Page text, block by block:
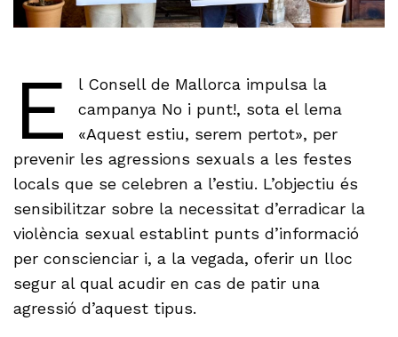
E
l Consell de Mallorca impulsa la
campanya No i punt!, sota el lema
«Aquest estiu, serem pertot», per
prevenir les agressions sexuals a les festes
locals que se celebren a l’estiu. L’objectiu és
sensibilitzar sobre la necessitat d’erradicar la
violència sexual establint punts d’informació
per conscienciar i, a la vegada, oferir un lloc
segur al qual acudir en cas de patir una
agressió d’aquest tipus.